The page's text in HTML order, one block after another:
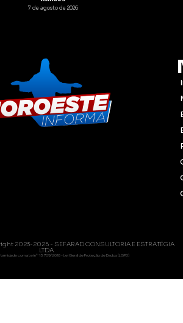
7 de agosto de 2026
2023-2025 - SEFARAD CONSULTORIA E ESTRATÉGIA
LTDA
com a Lei nº 13.709/2018 - Lei Geral de Proteção de Dados (LGPD)